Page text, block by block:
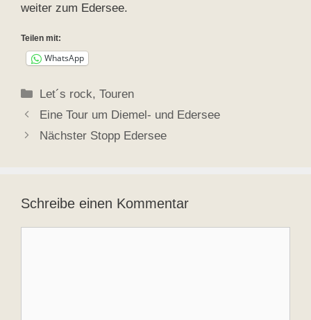
weiter zum Edersee.
Teilen mit:
WhatsApp
Kategorien
Let´s rock,Touren
Eine Tour um Diemel- und Edersee
Nächster Stopp Edersee
Schreibe einen Kommentar